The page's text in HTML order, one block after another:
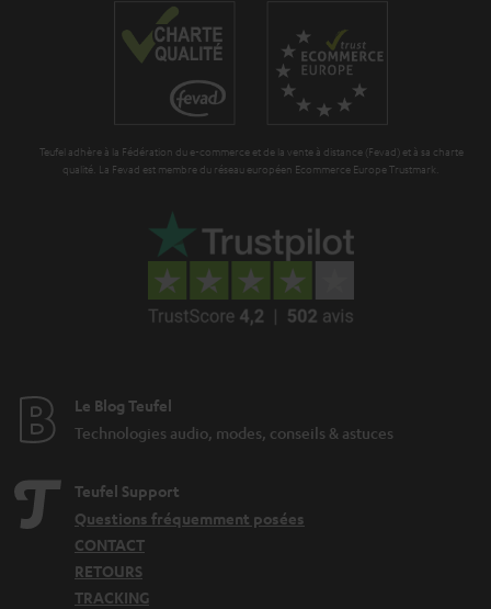
Teufel adhère à la Fédération du e-commerce et de la vente à distance (Fevad) et à sa charte
qualité. La Fevad est membre du réseau européen Ecommerce Europe Trustmark.
Le Blog Teufel
Technologies audio, modes, conseils & astuces
Teufel Support
Questions fréquemment posées
CONTACT
RETOURS
TRACKING